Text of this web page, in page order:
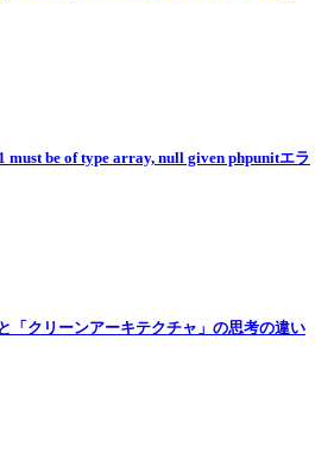
must be of type array, null given phpunitエラ
「クリーンアーキテクチャ」の思考の違い